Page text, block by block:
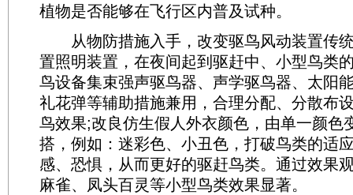
植物是否能够在飞行区内普及试种。
从物防措施入手，改变驱鸟风动装置传
置照明装置，在夜间起到驱赶中、小型鸟类
鸟设备集束强声驱鸟器、声学驱鸟器、太阳
礼花弹等辅助措施兼用，合理分配、分散布
鸟效果;改良仿生假人外衣颜色，由单一颜色
搭，例如：迷彩色、小丑色，打破鸟类的适
感、恐惧，从而更好的驱赶鸟类。通过效果
麻雀、凤头百灵等小型鸟类效果显著。